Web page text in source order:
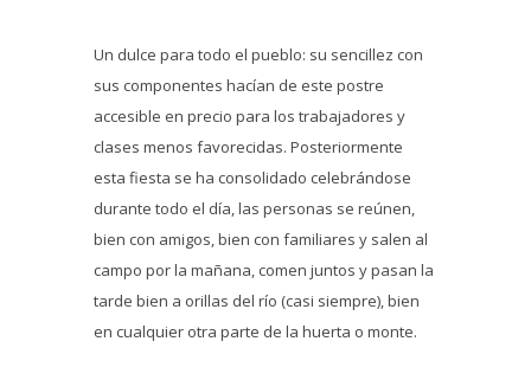
Un dulce para todo el pueblo: su sencillez con
sus componentes hacían de este postre
accesible en precio para los trabajadores y
clases menos favorecidas. Posteriormente
esta fiesta se ha consolidado celebrándose
durante todo el día, las personas se reúnen,
bien con amigos, bien con familiares y salen al
campo por la mañana, comen juntos y pasan la
tarde bien a orillas del río (casi siempre), bien
en cualquier otra parte de la huerta o monte.